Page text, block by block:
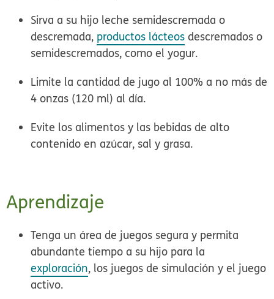
Sirva a su hijo leche semidescremada o
descremada, productos lácteos descremados o
semidescremados, como el yogur.
Limite la cantidad de jugo al 100% a no más de
4 onzas (120 ml) al día.
Evite los alimentos y las bebidas de alto
contenido enazúcar, sal y grasa.
Aprendizaje
Tenga unárea de juegos segura y permita
abundante tiempo a su hijo para la
exploración, los juegos de simulación y el juego
activo.